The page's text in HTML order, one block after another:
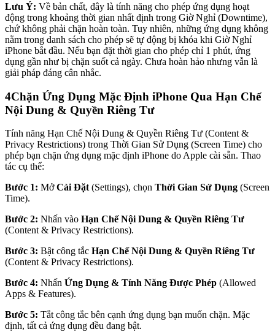
Lưu Ý: Về bản chất, đây là tính năng cho phép ứng dụng hoạt
động trong khoảng thời gian nhất định trong Giờ Nghỉ (Downtime),
chứ không phải chặn hoàn toàn. Tuy nhiên, những ứng dụng không
nằm trong danh sách cho phép sẽ tự động bị khóa khi Giờ Nghỉ
iPhone bắt đầu. Nếu bạn đặt thời gian cho phép chỉ 1 phút, ứng
dụng gần như bị chặn suốt cả ngày. Chưa hoàn hảo nhưng vẫn là
giải pháp đáng cân nhắc.
4Chặn Ứng Dụng Mặc Định iPhone Qua Hạn Chế
Nội Dung & Quyền Riêng Tư
Tính năng Hạn Chế Nội Dung & Quyền Riêng Tư (Content &
Privacy Restrictions) trong Thời Gian Sử Dụng (Screen Time) cho
phép bạn chặn ứng dụng mặc định iPhone do Apple cài sẵn. Thao
tác cụ thể:
Bước 1: MởCài Đặt (Settings), chọn Thời Gian Sử Dụng (Screen
Time).
Bước 2: Nhấn vào Hạn Chế Nội Dung & Quyền Riêng Tư
(Content & Privacy Restrictions).
Bước 3: Bật công tắc Hạn Chế Nội Dung & Quyền Riêng Tư
(Content & Privacy Restrictions).
Bước 4: Nhấn Ứng Dụng & Tính Năng Được Phép (Allowed
Apps & Features).
Bước 5: Tắt công tắc bên cạnh ứng dụng bạn muốn chặn. Mặc
định, tất cả ứng dụng đều đang bật.